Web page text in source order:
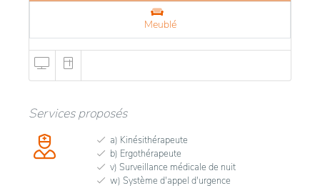
Meublé
Services proposés
a) Kinésithérapeute
b) Ergothérapeute
v) Surveillance médicale de nuit
w) Système d'appel d'urgence